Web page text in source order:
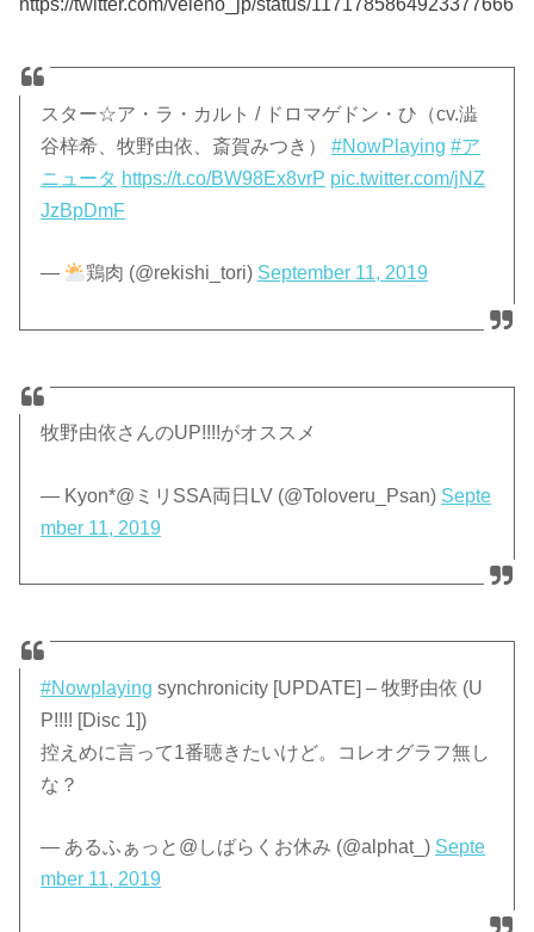
スター☆ア・ラ・カルト / ドロマゲドン・ひ（cv.澁
谷梓希、牧野由依、斎賀みつき）#NowPlaying #ア
ニュータ https://t.co/BW98Ex8vrP pic.twitter.com/jNZ
JzBpDmF
— 鶏肉 (@rekishi_tori) September 11, 2019
牧野由依さんのUP!!!!がオススメ
— Kyon*@ミリSSA両日LV (@Toloveru_Psan) Septe
mber 11, 2019
#Nowplaying synchronicity [UPDATE] – 牧野由依 (U
P!!!! [Disc 1])
控えめに言って1番聴きたいけど。コレオグラフ無し
な？
— あるふぁっと@しばらくお休み (@alphat_) Septe
mber 11, 2019